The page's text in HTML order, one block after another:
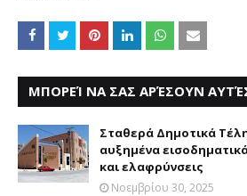
ΜΠΟΡΕΊ ΝΑ ΣΑΣ ΑΡΈΣΟΥΝ
Σταθερά Δημοτικά Τέλη
αυξημένα
και ελαφρύνσεις
Νοεμβρίου 30, 2025